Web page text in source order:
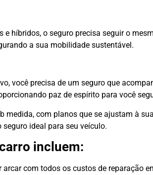
e híbridos, o seguro precisa seguir o
a sua mobilidade sustentável.
você precisa de um seguro que
paz de espírito para você
medida, com planos que se ajustam à
ideal para seu veículo.
incluem:
com todos os custos de reparação